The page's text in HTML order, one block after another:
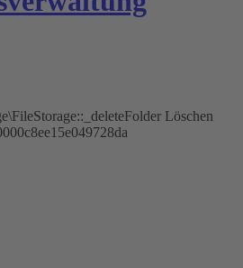
Löschen